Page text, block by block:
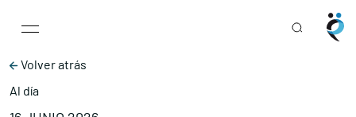
Main Navigation
Volver atrás
Al día